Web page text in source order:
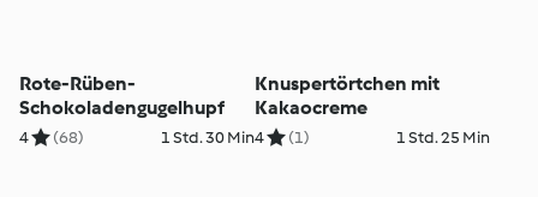
Rote-Rüben-
Schokoladengugelhupf
4 (68) 1 Std. 30 Min
Knuspertörtchen mit
Kakaocreme
4 (1) 1 Std. 25 Min